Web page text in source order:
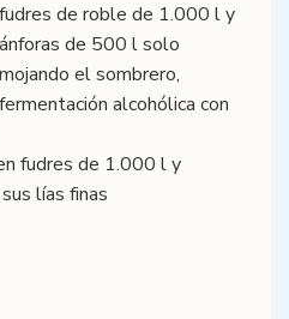
fudres de roble de 1.000 l y
ánforas de 500 l solo
mojando el sombrero,
fermentación alcohólica con
fudres de 1.000 l y
lías finas